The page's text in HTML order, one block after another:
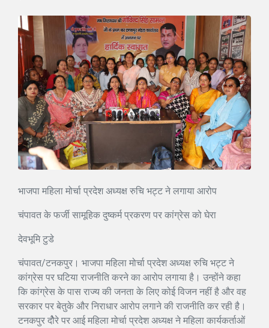
भाजपा महिला मोर्चा प्रदेश अध्यक्ष रुचि भट्ट ने लगाया आरोप
चंपावत के फर्जी सामूहिक दुष्कर्म प्रकरण पर कांग्रेस को घेरा
देवभूमि टुडे
चंपावत/टनकपुर। भाजपा महिला मोर्चा प्रदेश अध्यक्ष रुचि भट्ट ने
कांग्रेस पर घटिया राजनीति करने का आरोप लगाया है। उन्होंने कहा
कि कांग्रेस के पास राज्य की जनता के लिए कोई विजन नहीं है और वह
सरकार पर बेतुके और निराधार आरोप लगाने की राजनीति कर रही है।
टनकपुर दौेरे पर आई महिला मोर्चा प्रदेश अध्यक्ष ने महिला कार्यकर्ताओं